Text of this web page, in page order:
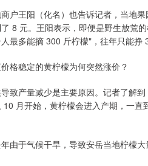
户王阳（化名）也告诉记者，当地
8 元。王阳表示，即便是野生放荒
最多能摘 300 斤柠檬"，往年只能挣
格稳定的黄柠檬为何突然涨价？
致产量减少是主要原因。记者了解
10 月开始，黄柠檬会进入产期，一
由于气候干旱，导致安岳当地柠檬